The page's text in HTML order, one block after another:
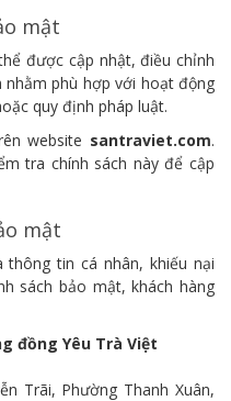
mật
được cập nhật, điều chỉnh
phù hợp với hoạt động
quy định pháp luật.
website santraviet.com.
tra chính sách này để cập
mật
tin cá nhân, khiếu nại
sách bảo mật, khách hàng
đồng Yêu Trà Việt
Trãi, Phường Thanh Xuân,